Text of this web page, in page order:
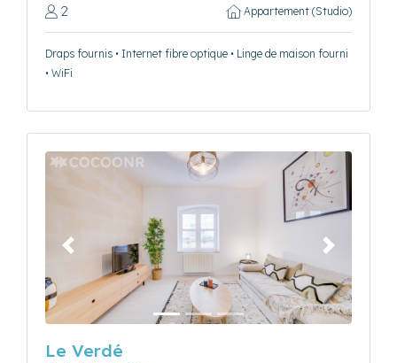
2 Appartement (Studio)
Draps fournis • Internet fibre optique • Linge de maison fourni
• WiFi
Précédent Suivant
Le Verdé